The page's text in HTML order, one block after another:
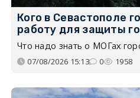
Кого в Севастополе
работу для защиты
Что надо знать о МОГах
07/08/2026 15:13 0 1958